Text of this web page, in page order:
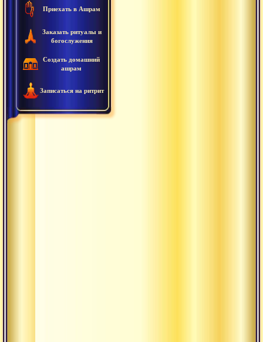
Приехать в Ашрам
Заказать ритуалы и
богослужения
Создать домашний
ашрам
Записаться на ритрит